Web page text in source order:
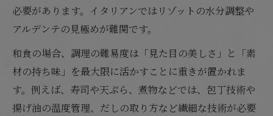
必要があります。イタリアンではリゾットの水分調整や
アルデンテの見極めが難関です。
和食の場合、調理の難易度は「見た目の美しさ」と「素
材の持ち味」を最大限に活かすことに重きが置かれま
す。例えば、寿司や天ぷら、煮物などでは、包丁技術や
揚げ油の温度管理、だしの取り方など繊細な技術が必要